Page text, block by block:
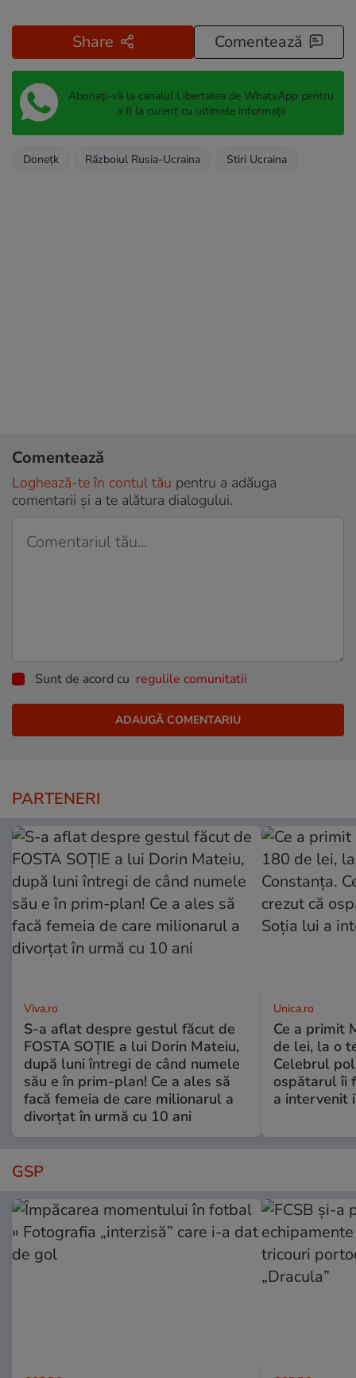
Share Comentează
Abonați-vă la canalul Libertatea de WhatsApp pentru
a fi la curent cu ultimele informații
Donețk Războiul Rusia-Ucraina Stiri Ucraina
Comentează
Loghează-te în contul tău pentru a adăuga
comentarii și a te alătura dialogului.
Sunt de acord cu regulile comunitatii
PARTENERI
Viva.ro
S-a aflat despre gestul făcut de
FOSTA SOȚIE a lui Dorin Mateiu,
după luni întregi de când numele
său e în prim-plan! Ce a ales să
facă femeia de care milionarul a
divorțat în urmă cu 10 ani
Unica.ro
Ce a primit
de lei, la o
Celebrul
ospătarul îi
a intervenit
GSP